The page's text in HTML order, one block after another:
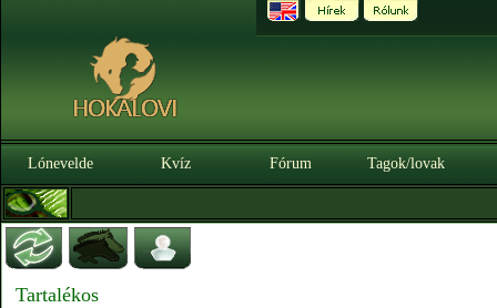
Lónevelde Kvíz Fórum Tagok/lovak
Tartalékos